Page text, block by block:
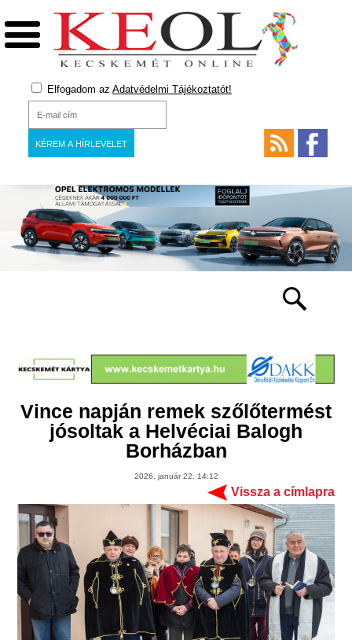
Elfogadom az Adatvédelmi Tájékoztatót!
Vince napján remek szőlőtermést
jósoltak a Helvéciai Balogh
Borházban
2026. január 22. 14:12
Vissza a címlapra